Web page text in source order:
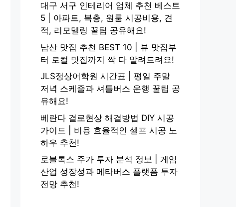
대구 서구 인테리어 업체 추천 베스트
5 | 아파트, 복층, 원룸 시공비용, 견
적, 리모델링 꿀팁 공유해요!
남산 맛집 추천 BEST 10 | 뷰 맛집부
터 로컬 맛집까지 싹 다 알려드려요!
JLS정상어학원 시간표 | 평일 주말
저녁 스케줄과 셔틀버스 운행 꿀팁 공
유해요!
베란다 결로현상 해결방법 DIY 시공
가이드 | 비용 효율적인 셀프 시공 노
하우 추천!
로블록스 주가 투자 분석 정보 | 게임
산업 성장성과 메타버스 플랫폼 투자
전망 추천!